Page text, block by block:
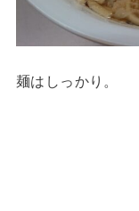
麺はしっかり。